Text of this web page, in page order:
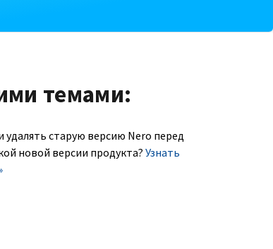
темами:
удалять старую версию Nero перед
новой версии продукта? Узнать